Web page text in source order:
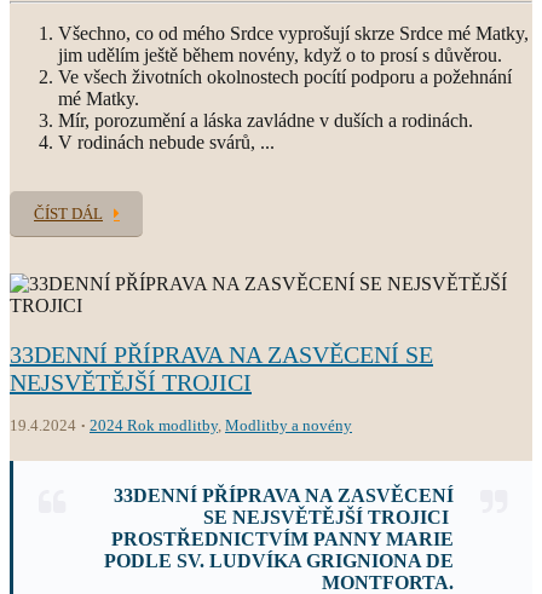
Všechno, co od mého Srdce vyprošují skrze Srdce mé Matky,
jim udělím ještě během novény, když o to prosí s důvěrou.
Ve všech životních okolnostech pocítí podporu a požehnání
mé Matky.
Mír, porozumění a láska zavládne v duších a rodinách.
V rodinách nebude svárů, ...
ČÍST DÁL
33DENNÍ PŘÍPRAVA NA ZASVĚCENÍ SE
NEJSVĚTĚJŠÍ TROJICI
19.4.2024 2024 Rok modlitby, Modlitby a novény
33DENNÍ PŘÍPRAVA NA ZASVĚCENÍ
SE NEJSVĚTĚJŠÍ TROJICI
PROSTŘEDNICTVÍM PANNY MARIE
PODLE SV. LUDVÍKA GRIGNIONA DE
MONTFORTA.